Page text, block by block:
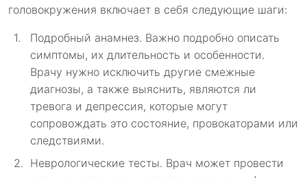
головокружения включает в себя следующие шаги:
Подробный анамнез. Важно подробно описать
симптомы, их длительность и особенности.
Врачу нужно исключить другие смежные
диагнозы, а также выяснить, являются ли
тревога и депрессия, которые могут
сопровождать это состояние, провокаторами или
следствиями.
Неврологические тесты. Врач может провести